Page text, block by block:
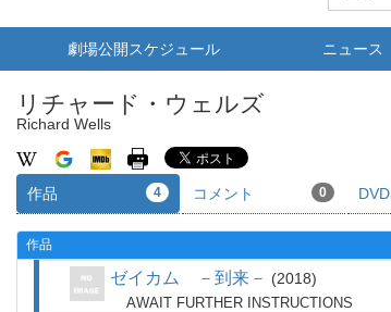
劇場公開スケジュール ニュース
リチャード・ウェルズ
Richard Wells
作品 4 コメント 0 DVD
作品
ゼイカム －到来－ 2018
AWAIT FURTHER INSTRUCTIONS